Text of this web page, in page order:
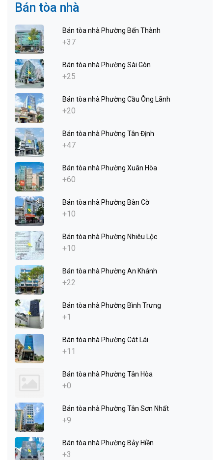
Bán tòa nhà
Bán tòa nhà Phường Bến Thành
+37
Bán tòa nhà Phường Sài Gòn
+25
Bán tòa nhà Phường Cầu Ông Lãnh
+20
Bán tòa nhà Phường Tân Định
+47
Bán tòa nhà Phường Xuân Hòa
+60
Bán tòa nhà Phường Bàn Cờ
+10
Bán tòa nhà Phường Nhiêu Lộc
+10
Bán tòa nhà Phường An Khánh
+22
Bán tòa nhà Phường Bình Trưng
+1
Bán tòa nhà Phường Cát Lái
+11
Bán tòa nhà Phường Tân Hòa
+0
Bán tòa nhà Phường Tân Sơn Nhất
+9
Bán tòa nhà Phường Bảy Hiền
+3